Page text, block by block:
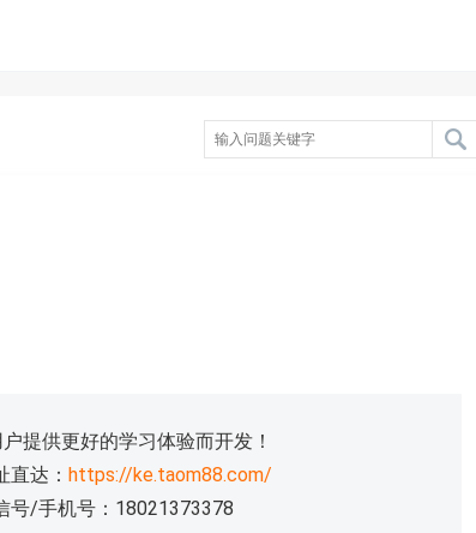
提供更好的学习体验而开发！
达： https://ke.taom88.com/
号/手机号：18021373378